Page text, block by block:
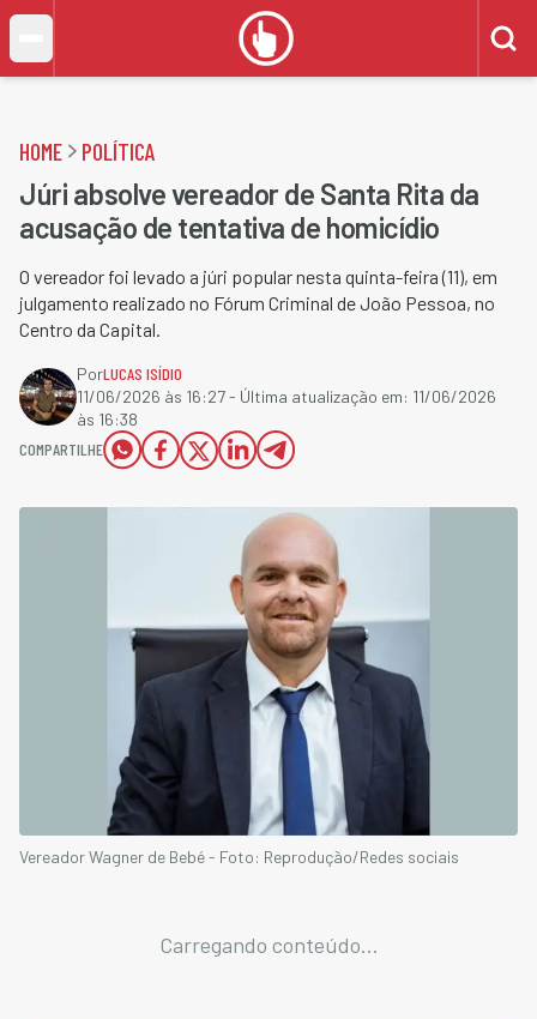
HOME POLÍTICA
Júri absolve vereador de Santa Rita da
acusação de tentativa de homicídio
O vereador foi levado a júri popular nesta quinta-feira (11), em
julgamento realizado no Fórum Criminal de João Pessoa, no
Centro da Capital.
PorLUCAS ISÍDIO
11/06/2026 às 16:27- Última atualização em: 11/06/2026
às 16:38
COMPARTILHE
Vereador Wagner de Bebé - Foto: Reprodução/Redes sociais
Carregando conteúdo...